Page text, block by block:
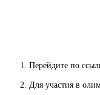
Перейдите по
Для участия в